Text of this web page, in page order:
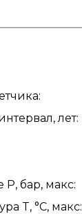
:
лет:
P, бар, макс:
T, °C, макс: